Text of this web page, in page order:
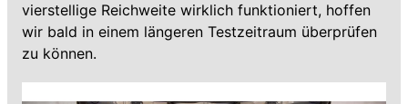
vierstellige Reichweite wirklich funktioniert, hoffen
wir bald in einem längeren Testzeitraum überprüfen
zu können.